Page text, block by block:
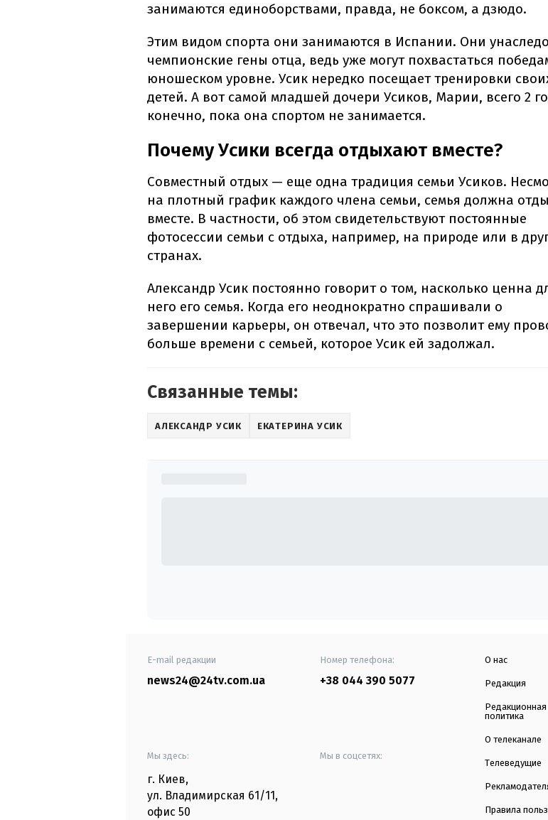
занимаются единоборствами, правда, не боксом, а дзюдо.
Этим видом спорта они занимаются в Испании. Они
чемпионские гены отца, ведь уже могут похвастаться
юношеском уровне. Усик нередко посещает тренировки
детей. А вот самой младшей дочери Усиков, Марии, всего 2
конечно, пока она спортом не занимается.
Почему Усики всегда отдыхают вместе?
Совместный отдых — еще одна традиция семьи Усиков.
на плотный график каждого члена семьи, семья должна
вместе. В частности, об этом свидетельствуют постоянные
фотосессии семьи с отдыха, например, на природе или в
странах.
Александр Усик постоянно говорит о том, насколько ценна
него его семья. Когда его неоднократно спрашивали о
завершении карьеры, он отвечал, что это позволит ему
больше времени с семьей, которое Усик ей задолжал.
Связанные темы:
АЛЕКСАНДР УСИК ЕКАТЕРИНА УСИК
E-mail редакции
news24@24tv.com.ua
Номер телефона:
+38 044 390 5077
Мы здесь:
г. Киев,
ул. Владимирская 61/11,
офис 50
Мы в соцсетях:
О нас
Редакция
Редакционная
политика
О телеканале
Телеведущие
Правила